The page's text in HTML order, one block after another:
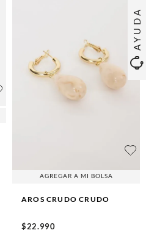
AYUDA
AGREGAR A MI BOLSA
AROS CRUDO CRUDO
$22.990